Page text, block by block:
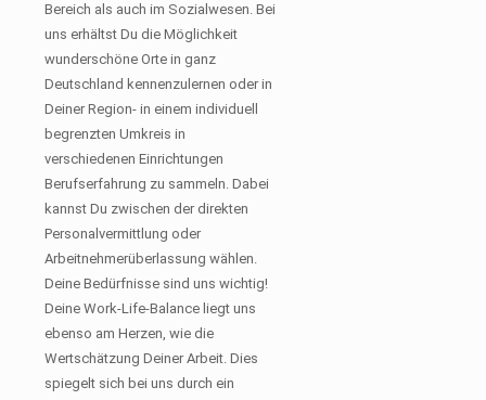
Bereich als auch im Sozialwesen. Bei
uns erhältst Du die Möglichkeit
wunderschöne Orte in ganz
Deutschland kennenzulernen oder in
Deiner Region- in einem individuell
begrenzten Umkreis in
verschiedenen Einrichtungen
Berufserfahrung zu sammeln. Dabei
kannst Du zwischen der direkten
Personalvermittlung oder
Arbeitnehmerüberlassung wählen.
Deine Bedürfnisse sind uns wichtig!
Deine Work-Life-Balance liegt uns
ebenso am Herzen, wie die
Wertschätzung Deiner Arbeit. Dies
spiegelt sich bei uns durch ein